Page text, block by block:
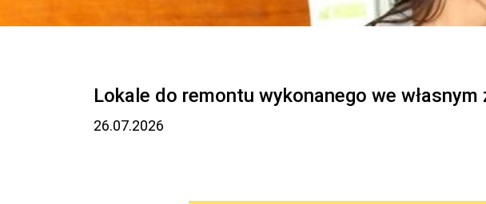
Lokale do remontu wykonanego we
26.07.2026